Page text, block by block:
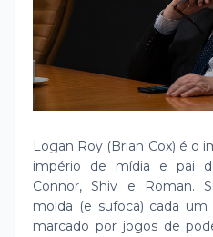
Logan Roy (Brian Cox) é o
império de mídia e pai
Connor, Shiv e Roman.
molda (e sufoca) cada
marcado por jogos de